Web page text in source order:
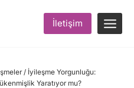
İletişim
/ İyileşme Yorgunluğu:
Yaratıyor mu?